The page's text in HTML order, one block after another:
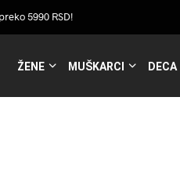
5990 RSD!
ŽENE MUŠKARCI DECA